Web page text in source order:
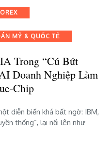
MỸ & QUỐC TẾ
Trong “cú Bứt
Doanh Nghiệp Làm
Chip
diễn biến khá bất ngờ: IBM,
thống”, lại nổi lên như